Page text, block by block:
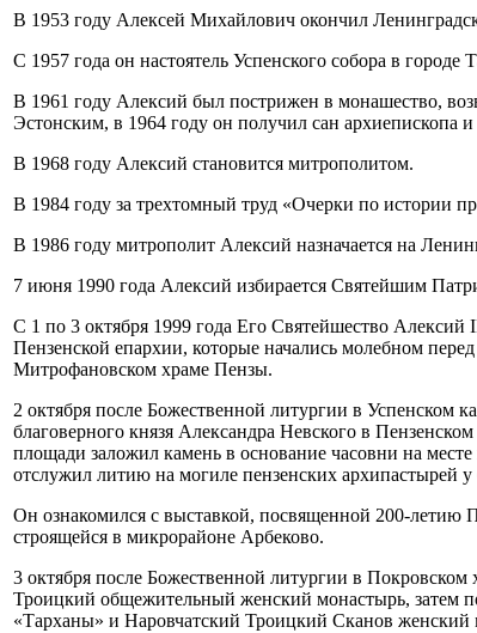
В 1953 году Алексей Михайлович окончил
С 1957 года он настоятель Успенского собора в городе
В 1961 году Алексий был пострижен в монашество,
Эстонским, в 1964 году он получил сан
В 1968 году Алексий становится митрополитом.
В 1984 году за трехтомный труд «Очерки по истории
В 1986 году митрополит Алексий назначается на
7 июня 1990 года Алексий избирается Святейшим
С 1 по 3 октября 1999 года Его Святейшество Алексий
Пензенской епархии, которые начались молебном
Митрофановском храме Пензы.
2 октября после Божественной литургии в Успенском
благоверного князя Александра Невского в
площади заложил камень в основание часовни на
отслужил литию на могиле пензенских архипастырей
Он ознакомился с выставкой, посвященной 200-летию
строящейся в микрорайоне Арбеково.
3 октября после Божественной литургии в
Троицкий общежительный женский монастырь, затем
«Тарханы» и Наровчатский Троицкий Сканов женский